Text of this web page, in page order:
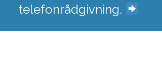
telefonrådgivning.